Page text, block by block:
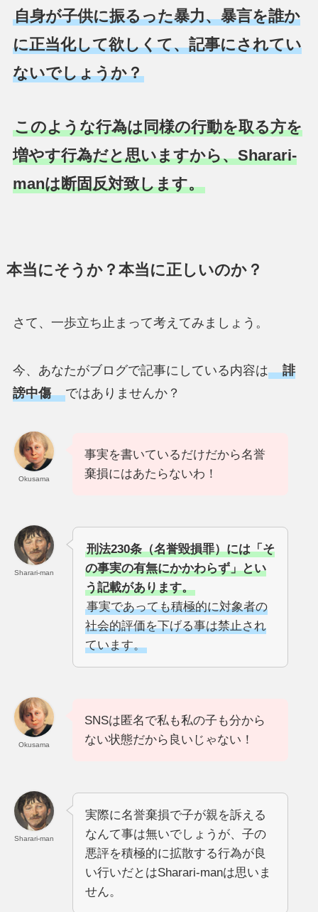
自身が子供に振るった暴力、暴言を誰か
に正当化して欲しくて、記事にされてい
ないでしょうか？
このような行為は同様の行動を取る方を
増やす行為だと思いますから、Sharari-
manは断固反対致します。
本当にそうか？本当に正しいのか？
さて、一歩立ち止まって考えてみましょう。
今、あなたがブログで記事にしている内容は誹
謗中傷ではありませんか？
Okusama
事実を書いているだけだから名誉
棄損にはあたらないわ！
Sharari-man
刑法230条（名誉毀損罪）には「そ
の事実の有無にかかわらず」とい
う記載があります。
事実であっても積極的に対象者の
社会的評価を下げる事は禁止され
ています。
Okusama
SNSは匿名で私も私の子も分から
ない状態だから良いじゃない！
Sharari-man
実際に名誉棄損で子が親を訴える
なんて事は無いでしょうが、子の
悪評を積極的に拡散する行為が良
い行いだとはSharari-manは思いま
せん。